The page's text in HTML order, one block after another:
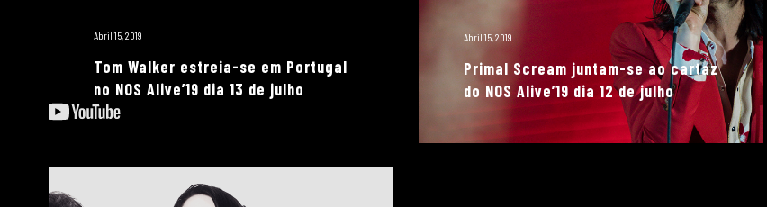
Abril 15, 2019
Tom Walker estreia-se em Portugal
no NOS Alive’19 dia 13 de julho
Abril 15, 2019
Primal Scream juntam-se ao cartaz
do NOS Alive’19 dia 12 de julho